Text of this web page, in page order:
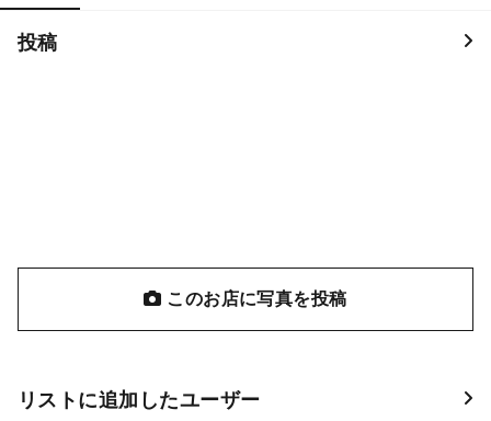
投稿
このお店に写真を投稿
リストに追加したユーザー